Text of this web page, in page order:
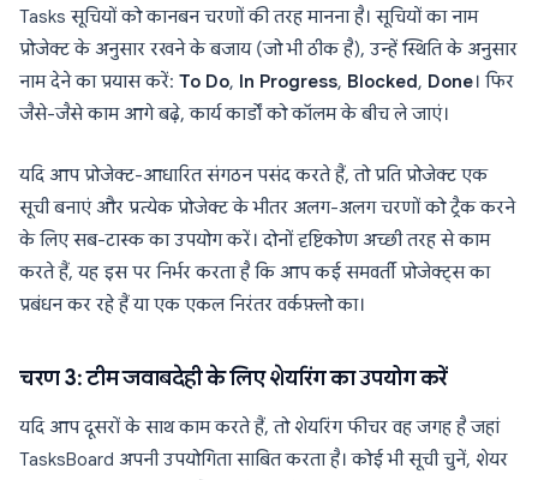
Tasks सूचियों को कानबन चरणों की तरह मानना है। सूचियों का नाम
प्रोजेक्ट के अनुसार रखने के बजाय (जो भी ठीक है), उन्हें स्थिति के अनुसार
नाम देने का प्रयास करें: To Do, In Progress, Blocked , Done। फिर
जैसे-जैसे काम आगे बढ़े, कार्य कार्डों को कॉलम के बीच ले जाएं।
यदि आप प्रोजेक्ट-आधारित संगठन पसंद करते हैं, तो प्रति प्रोजेक्ट एक
सूची बनाएं और प्रत्येक प्रोजेक्ट के भीतर अलग-अलग चरणों को ट्रैक करने
के लिए सब-टास्क का उपयोग करें। दोनों दृष्टिकोण अच्छी तरह से काम
करते हैं, यह इस पर निर्भर करता है कि आप कई समवर्ती प्रोजेक्ट्स का
प्रबंधन कर रहे हैं या एक एकल निरंतर वर्कफ़्लो का।
चरण 3: टीम जवाबदेही के लिए शेयरिंग का उपयोग करें
यदि आप दूसरों के साथ काम करते हैं, तो शेयरिंग फीचर वह जगह है जहां
TasksBoard अपनी उपयोगिता साबित करता है। कोई भी सूची चुनें, शेयर